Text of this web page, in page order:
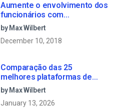
Aumente o envolvimento dos
funcionários com
comunicações empresariais
em direto
by Max Wilbert
December 10, 2018
Comparação das 25
melhores plataformas de
transmissão em direto em
2025
by Max Wilbert
January 13, 2026